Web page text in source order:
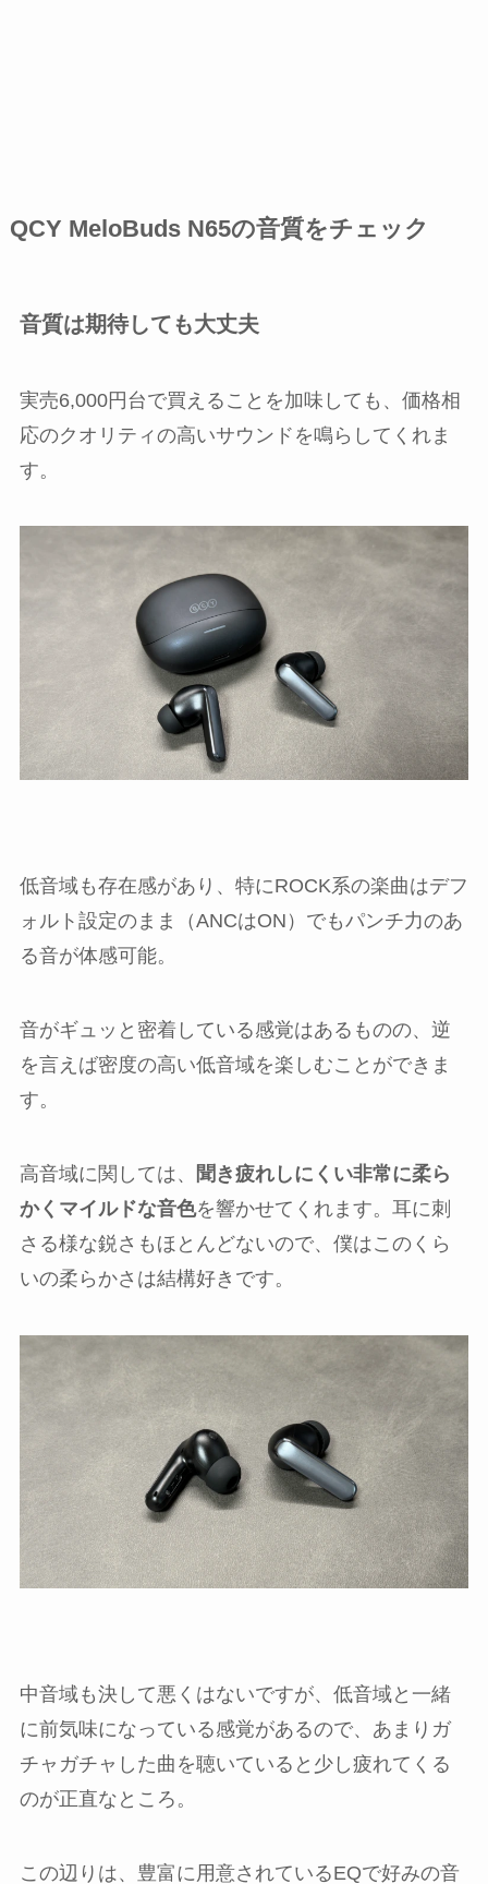
QCY MeloBuds N65の音質をチェック
音質は期待しても大丈夫
実売6,000円台で買えることを加味しても、価格相
応のクオリティの高いサウンドを鳴らしてくれま
す。
低音域も存在感があり、特にROCK系の楽曲はデフ
ォルト設定のまま（ANCはON）でもパンチ力のあ
る音が体感可能。
音がギュッと密着している感覚はあるものの、逆
を言えば密度の高い低音域を楽しむことができま
す。
高音域に関しては、
聞き疲れしにくい非常に柔ら
かくマイルドな音色を響かせてくれます。耳に刺
さる様な鋭さもほとんどないので、僕はこのくら
いの柔らかさは結構好きです。
中音域も決して悪くはないですが、低音域と一緒
に前気味になっている感覚があるので、あまりガ
チャガチャした曲を聴いていると少し疲れてくる
のが正直なところ。
この辺りは、豊富に用意されているEQで好みの音